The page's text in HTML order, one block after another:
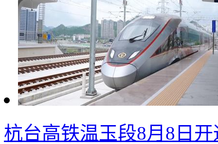
杭台高铁温玉段8月8日